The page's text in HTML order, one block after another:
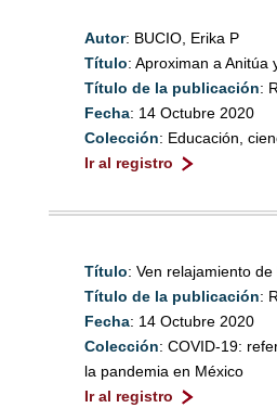
Autor: BUCIO, Erika P
Título: Aproximan a Anitúa
Título de la publicación:
Fecha: 14 Octubre 2020
Colección: Educación,
Ir al registro
Título: Ven relajamiento
Título de la publicación:
Fecha: 14 Octubre 2020
Colección: COVID-19:
la pandemia en México
Ir al registro